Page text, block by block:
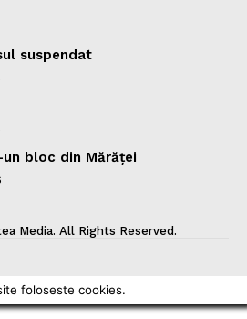
suspendat
bloc din Mărăţei
Media. All Rights Reserved.
foloseste cookies.